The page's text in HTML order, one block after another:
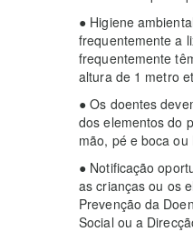
● Higiene
frequentemente a
frequentemente
altura de 1 metro
● Os doentes
dos elementos do
mão, pé e boca
● Notificação
as crianças ou os
Prevenção da
Social ou a